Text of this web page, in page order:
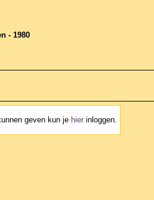
- 1980
geven kun je hier inloggen.